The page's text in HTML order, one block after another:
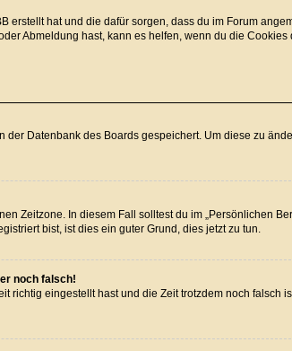
erstellt hat und die dafür sorgen, dass du im Forum
Abmeldung hast, kann es helfen, wenn du die Cookies
Datenbank des Boards gespeichert. Um diese zu
Zeitzone. In diesem Fall solltest du im „Persönlichen
bist, ist dies ein guter Grund, dies jetzt zu tun.
noch falsch!
richtig eingestellt hast und die Zeit trotzdem noch